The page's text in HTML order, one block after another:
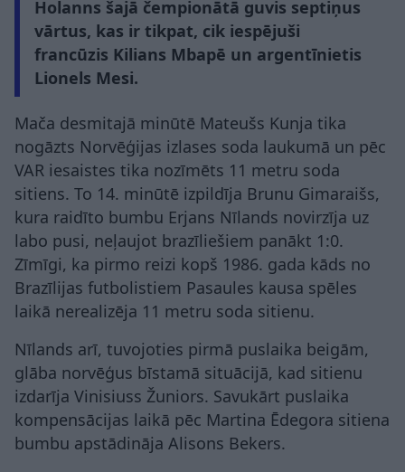
Holanns šajā čempionātā guvis septiņus
vārtus, kas ir tikpat, cik iespējuši
francūzis Kilians Mbapē un argentīnietis
Lionels Mesi.
Mača desmitajā minūtē Mateušs Kunja tika
nogāzts Norvēģijas izlases soda laukumā un pēc
VAR iesaistes tika nozīmēts 11 metru soda
sitiens. To 14. minūtē izpildīja Brunu Gimaraišs,
kura raidīto bumbu Erjans Nīlands novirzīja uz
labo pusi, neļaujot brazīliešiem panākt 1:0.
Zīmīgi, ka pirmo reizi kopš 1986. gada kāds no
Brazīlijas futbolistiem Pasaules kausa spēles
laikā nerealizēja 11 metru soda sitienu.
Nīlands arī, tuvojoties pirmā puslaika beigām,
glāba norvēģus bīstamā situācijā, kad sitienu
izdarīja Vinisiuss Žuniors. Savukārt puslaika
kompensācijas laikā pēc Martina Ēdegora sitiena
bumbu apstādināja Alisons Bekers.